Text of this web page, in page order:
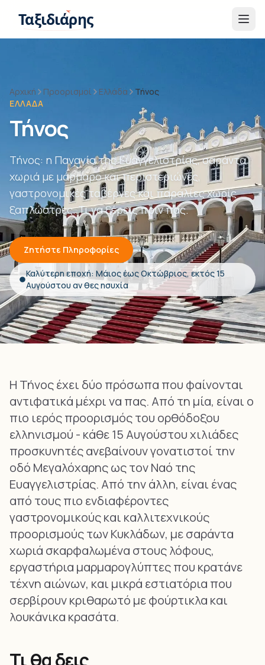
Ταξιδιάρης
Αρχική Προορισμοί Ελλάδα
Τήνος
ΕΛΛΆΔΑ
Τήνος
Τήνος: η Παναγία της Ευαγγελιστρίας, σαράντα
χωριά με μάρμαρο και περιστεριώνες,
γαστρονομικές ταβέρνες και παραλίες χωρίς
ξαπλώστρες. Τι να ξέρεις πριν πας.
Ζητήστε Πληροφορίες
Καλύτερη εποχή: Μάιος έως Οκτώβριος, εκτός 15
Αυγούστου αν θες ησυχία
Η Τήνος έχει δύο πρόσωπα που φαίνονται
αντιφατικά μέχρι να πας. Από τη μία, είναι ο
πιο ιερός προορισμός του ορθόδοξου
ελληνισμού - κάθε 15 Αυγούστου χιλιάδες
προσκυνητές ανεβαίνουν γονατιστοί την
οδό Μεγαλόχαρης ως τον Ναό της
Ευαγγελιστρίας. Από την άλλη, είναι ένας
από τους πιο ενδιαφέροντες
γαστρονομικούς και καλλιτεχνικούς
προορισμούς των Κυκλάδων, με σαράντα
χωριά σκαρφαλωμένα στους λόφους,
εργαστήρια μαρμαρογλύπτες που κρατάνε
τέχνη αιώνων, και μικρά εστιατόρια που
σερβίρουν κριθαρωτό με φούρτικλα και
λουκάνικα κρασάτα.
Τι θα δεις